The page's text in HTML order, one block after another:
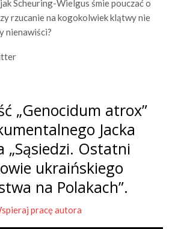
Scheuring-Wielgus śmie pouczać o
rzucanie na kogokolwiek klątwy nie
nienawiści?
„Genocidum atrox”
Jacka
„Sąsiedzi. Ostatni
ukraińskiego
na Polakach”.
pracę autora